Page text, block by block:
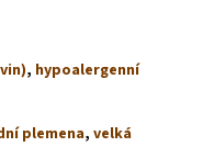
, hypoalergenní
plemena, velká